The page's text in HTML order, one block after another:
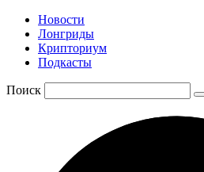
Новости
Лонгриды
Крипториум
Подкасты
Поиск